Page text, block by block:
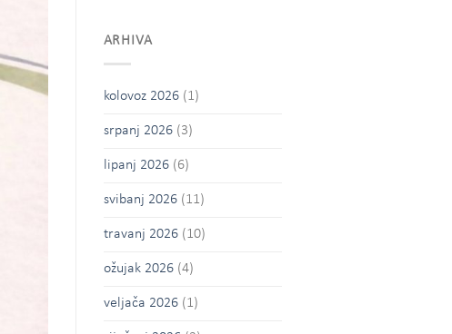
ARHIVA
kolovoz 2026(1)
srpanj 2026(3)
lipanj 2026(6)
svibanj 2026(11)
travanj 2026(10)
ožujak 2026(4)
veljača 2026(1)